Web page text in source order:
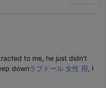
to me, he just didn’t
downラブドール 女性 用, I